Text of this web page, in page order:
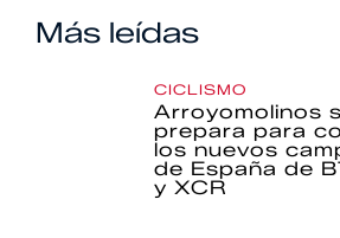
Más leídas
CICLISMO
Arroyomolinos
prepara para
los nuevos
de España de
y XCR